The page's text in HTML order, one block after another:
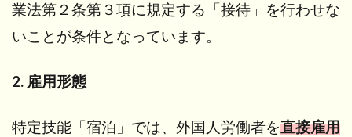
業法第２条第３項に規定する「接待」を行わせな
いことが条件となっています。
2. 雇用形態
特定技能「宿泊」では、外国人労働者を直接雇用